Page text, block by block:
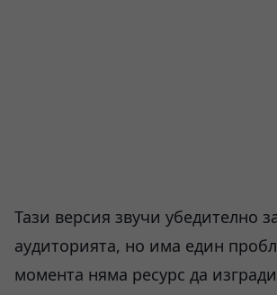
Тази версия звучи убедително
аудиторията, но има един
момента няма ресурс да